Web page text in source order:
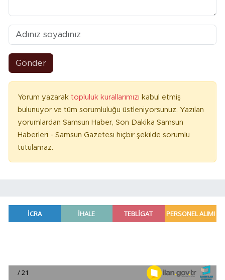
Gönder
Yorum yazarak topluluk kurallarımızı kabul etmiş
bulunuyor ve tüm sorumluluğu üstleniyorsunuz. Yazılan
yorumlardan Samsun Haber, Son Dakika Samsun
Haberleri - Samsun Gazetesi hiçbir şekilde sorumlu
tutulamaz.